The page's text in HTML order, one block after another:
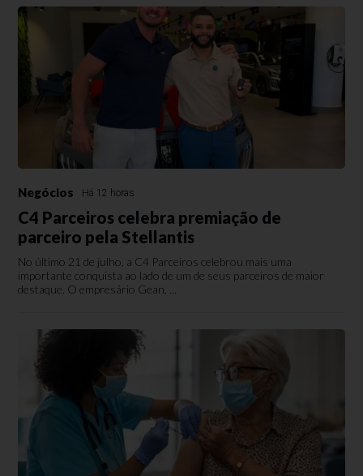
Negócios Há 12 horas
C4 Parceiros celebra premiação de
parceiro pela Stellantis
No último 21 de julho, a C4 Parceiros celebrou mais uma
importante conquista ao lado de um de seus parceiros de maior
destaque. O empresário Gean, ...